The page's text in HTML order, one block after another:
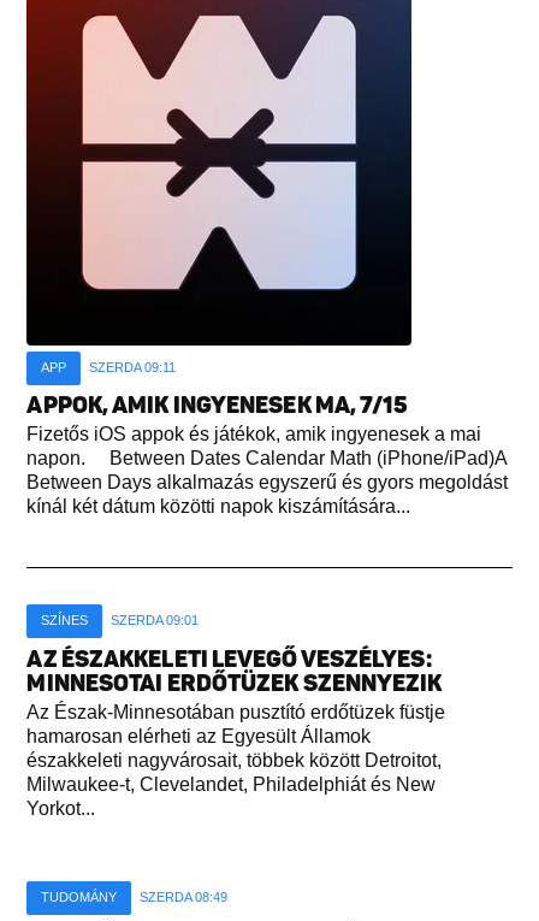
APP SZERDA 09:11
APPOK, AMIK INGYENESEK MA, 7/15
Fizetős iOS appok és játékok, amik ingyenesek a mai
napon. Between Dates Calendar Math (iPhone/iPad)A
Between Days alkalmazás egyszerű és gyors megoldást
kínál két dátum közötti napok kiszámítására...
SZÍNES SZERDA 09:01
AZ ÉSZAKKELETI LEVEGŐ VESZÉLYES:
MINNESOTAI ERDŐTÜZEK SZENNYEZIK
Az Észak-Minnesotában pusztító erdőtüzek füstje
hamarosan elérheti az Egyesült Államok
északkeleti nagyvárosait, többek között Detroitot,
Milwaukee-t, Clevelandet, Philadelphiát és New
Yorkot...
TUDOMÁNY SZERDA 08:49